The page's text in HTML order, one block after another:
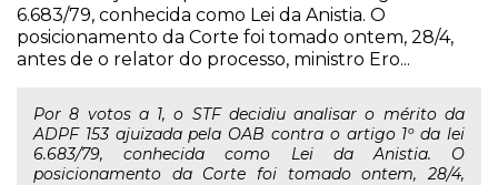
6.683/79, conhecida como Lei da Anistia. O
posicionamento da Corte foi tomado ontem, 28/4,
antes de o relator do processo, ministro Ero...
Por 8 votos a 1, o STF decidiu analisar o mérito da
ADPF 153 ajuizada pela OAB contra o artigo 1º da lei
6.683/79, conhecida como Lei da Anistia. O
posicionamento da Corte foi tomado ontem, 28/4,